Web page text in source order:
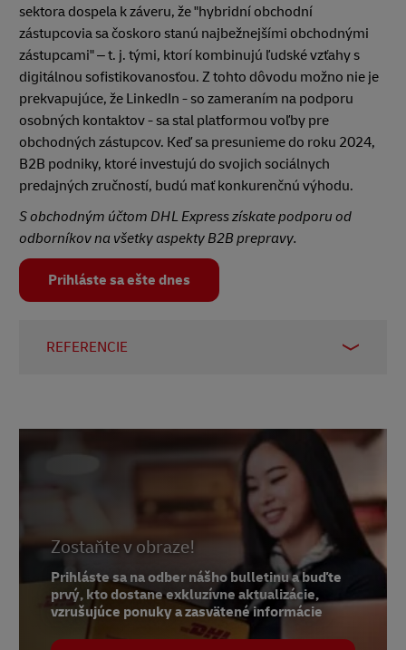
sektora dospela k záveru, že "hybridní obchodní
zástupcovia sa čoskoro stanú najbežnejšími obchodnými
zástupcami" – t. j. tými, ktorí kombinujú ľudské vzťahy s
digitálnou sofistikovanosťou. Z tohto dôvodu možno nie je
prekvapujúce, že LinkedIn - so zameraním na podporu
osobných kontaktov - sa stal platformou voľby pre
obchodných zástupcov. Keď sa presunieme do roku 2024,
B2B podniky, ktoré investujú do svojich sociálnych
predajných zručností, budú mať konkurenčnú výhodu.
S obchodným účtom DHL Express získate podporu od
odborníkov na všetky aspekty B2B prepravy.
Prihláste sa ešte dnes
REFERENCIE
LinkedIn, prístup k februáru 2024
LinkedIn, prístup k februáru 2024
7 –LinkedIn, prístup k februáru 2024
8 –LinkedIn, júl 2022
9 –LinkedIn, január 2023
Zostaňte v obraze!
Prihláste sa na odber nášho bulletinu a buďte
prvý, kto dostane exkluzívne aktualizácie,
vzrušujúce ponuky a zasvätené informácie